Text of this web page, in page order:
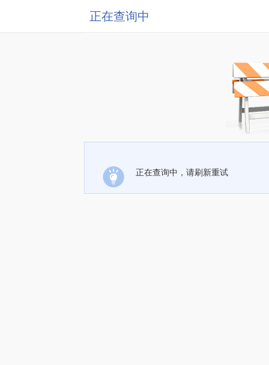
正在查询中
正在查询中，请刷新重试